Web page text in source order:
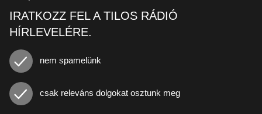
IRATKOZZ FEL A TILOS RÁDIÓ
HÍRLEVELÉRE.
nem spamelünk
csak releváns dolgokat osztunk meg